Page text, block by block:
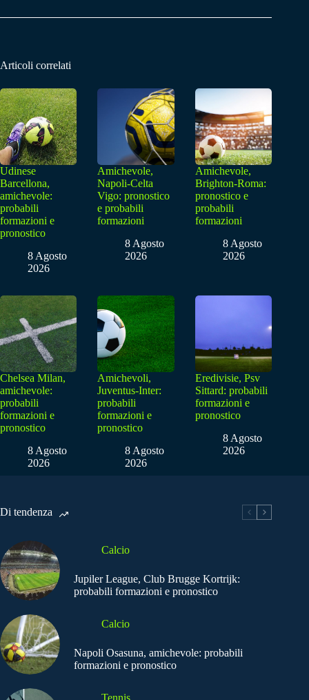
Articoli correlati
Udinese
Barcellona,
amichevole:
probabili
formazioni e
pronostico
8 Agosto
2026
Amichevole,
Napoli-Celta
Vigo: pronostico
e probabili
formazioni
8 Agosto
2026
Amichevole,
Brighton-Roma:
pronostico e
probabili
formazioni
8 Agosto
2026
Chelsea Milan,
amichevole:
probabili
formazioni e
pronostico
8 Agosto
2026
Amichevoli,
Juventus-Inter:
probabili
formazioni e
pronostico
8 Agosto
2026
Eredivisie, Psv
Sittard: probabili
formazioni e
pronostico
8 Agosto
2026
Di tendenza
Calcio
Jupiler League, Club Brugge Kortrijk:
probabili formazioni e pronostico
Calcio
Napoli Osasuna, amichevole: probabili
formazioni e pronostico
Tennis